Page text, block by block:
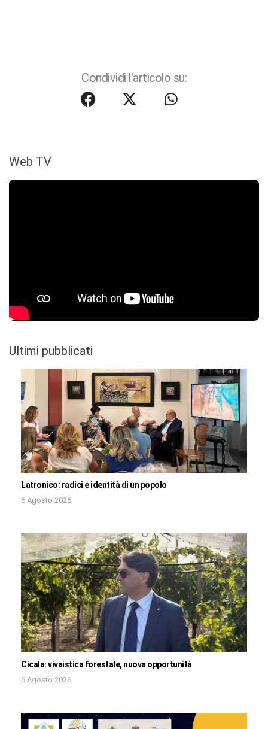
Condividi l'articolo su:
Web TV
Ultimi pubblicati
Latronico: radici e identità di un popolo
6 Agosto 2026
Cicala: vivaistica forestale, nuova opportunità
6 Agosto 2026